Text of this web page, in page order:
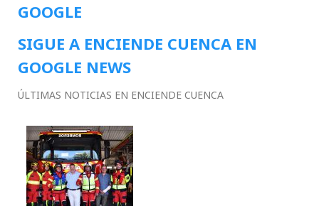
GOOGLE
SIGUE A ENCIENDE CUENCA EN
GOOGLE NEWS
ÚLTIMAS NOTICIAS EN ENCIENDE CUENCA